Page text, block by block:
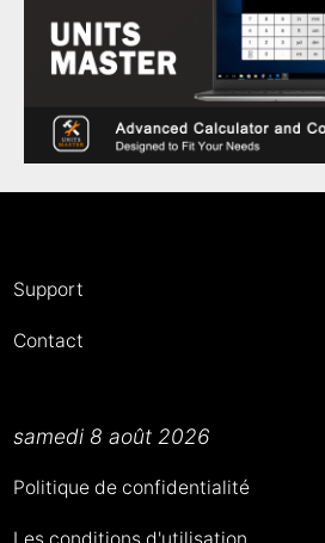
Support
Contact
samedi 8 août 2026
Politique de confidentialité